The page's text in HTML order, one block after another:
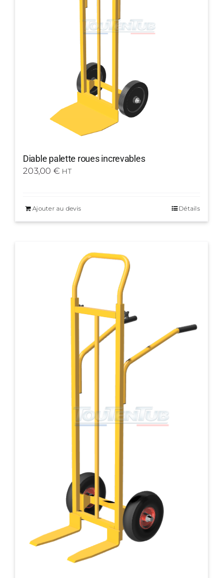
Diable palette roues increvables
203,00 € HT
Ajouter au devis Détails